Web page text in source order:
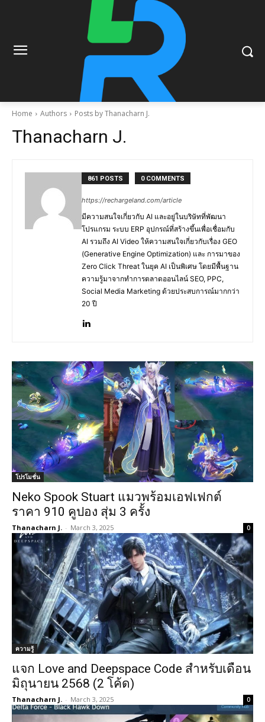
Home Authors Posts by Thanacharn J.
Thanacharn J.
861 POSTS 0 COMMENTS
https://rechargeland.com/article
มีความสนใจเกี่ยวกับ AI และอยู่ในบริษัทที่พัฒนา
โปรแกรม ระบบ ERP อุปกรณ์ที่สร้างขึ้นเพื่อเชื่อมกับ
AI รวมถึง AI Video ให้ความสนใจเกี่ยวกับเรื่อง GEO
(Generative Engine Optimization) และ การมาของ
Zero Click Threat ในยุค AI เป็นพิเศษ โดยมีพื้นฐาน
ความรู้มาจากทำการตลาดออนไลน์ SEO, PPC,
Social Media Marketing ด้วยประสบการณ์มากกว่า
20 ปี
โปรโมชั่น
Neko Spook Stuart แมวพร้อมเอฟเฟกต์
ราคา 910 คูปอง สุ่ม 3 ครั้ง
Thanacharn J. - March 3, 2025 0
ความรู้
แจก Love and Deepspace Code สำหรับเดือน
มิถุนายน 2568 (2 โค้ด)
Thanacharn J. - March 3, 2025 0